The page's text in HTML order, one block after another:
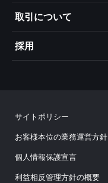
取引について
採用
サイトポリシー
お客様本位の業務運営方針
個人情報保護宣言
利益相反管理方針の概要